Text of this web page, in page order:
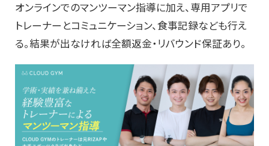
オンラインでのマンツーマン指導に加え、専用アプリで
トレーナーとコミュニケーション、食事記録なども行え
る。結果が出なければ全額返金・リバウンド保証あり。